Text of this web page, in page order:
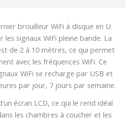
brouilleur WiFi à disque en U
signaux WiFi pleine bande. La
de 2 à 10 mètres, ce qui permet
avec les fréquences WiFi. Ce
WiFi se recharge par USB et
par jour, 7 jours par semaine.
écran LCD, ce qui le rend idéal
les chambres à coucher et les